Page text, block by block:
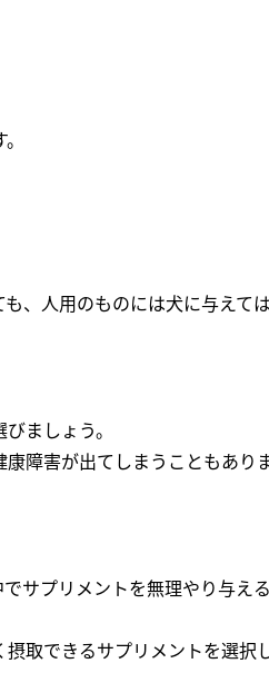
、人用のものには犬に与えて
ましょう。
障害が出てしまうこともあり
サプリメントを無理やり与え
取できるサプリメントを選択